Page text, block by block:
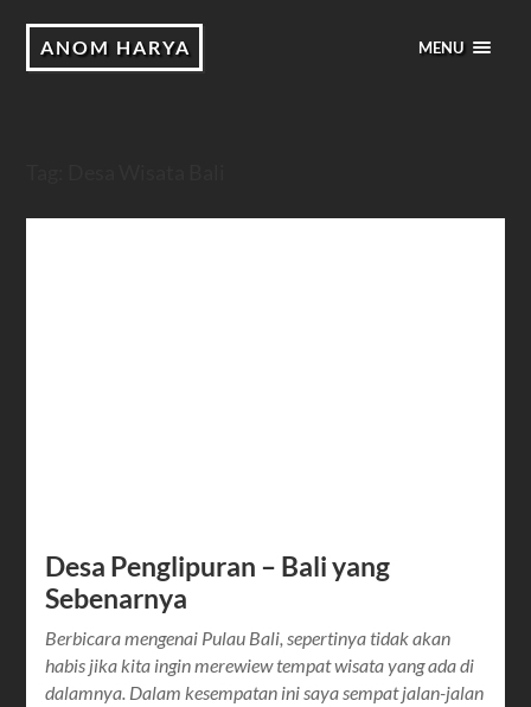
ANOM HARYA MENU
Desa Penglipuran – Bali yang
Sebenarnya
Berbicara mengenai Pulau Bali, sepertinya tidak akan
habis jika kita ingin merewiew tempat wisata yang ada di
dalamnya. Dalam kesempatan ini saya sempat jalan-jalan